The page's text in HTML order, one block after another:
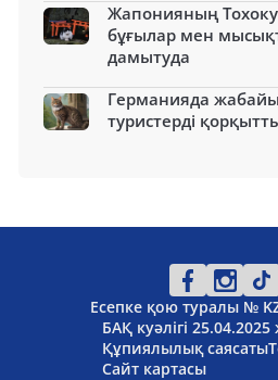
Жапонияның
бұғылар мен
дамытуда
Германияда
туристерді
Есепке қою туралы №
БАҚ куәлігі
Құпиялылық саясаты
Сайт картасы